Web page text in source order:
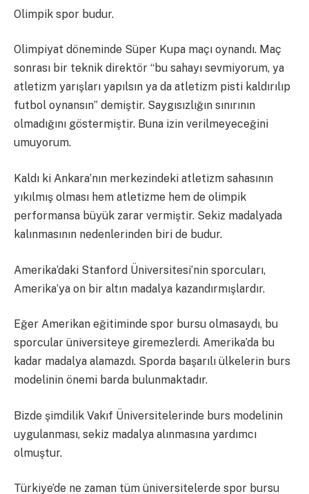
Olimpik spor budur.
Olimpiyat döneminde Süper Kupa maçı oynandı. Maç
sonrası bir teknik direktör “bu sahayı sevmiyorum, ya
atletizm yarışları yapılsın ya da atletizm pisti kaldırılıp
futbol oynansın” demiştir. Saygısızlığın sınırının
olmadığını göstermiştir. Buna izin verilmeyeceğini
umuyorum.
Kaldı ki Ankara’nın merkezindeki atletizm sahasının
yıkılmış olması hem atletizme hem de olimpik
performansa büyük zarar vermiştir. Sekiz madalyada
kalınmasının nedenlerinden biri de budur.
Amerika’daki Stanford Üniversitesi’nin sporcuları,
Amerika’ya on bir altın madalya kazandırmışlardır.
Eğer Amerikan eğitiminde spor bursu olmasaydı, bu
sporcular üniversiteye giremezlerdi. Amerika’da bu
kadar madalya alamazdı. Sporda başarılı ülkelerin burs
modelinin önemi barda bulunmaktadır.
Bizde şimdilik Vakıf Üniversitelerinde burs modelinin
uygulanması, sekiz madalya alınmasına yardımcı
olmuştur.
Türkiye’de ne zaman tüm üniversitelerde spor bursu